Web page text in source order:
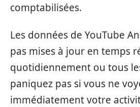
comptabilisées.
Les données de YouTube
pas mises à jour en temps
quotidiennement ou tous
paniquez pas si vous ne
immédiatement votre